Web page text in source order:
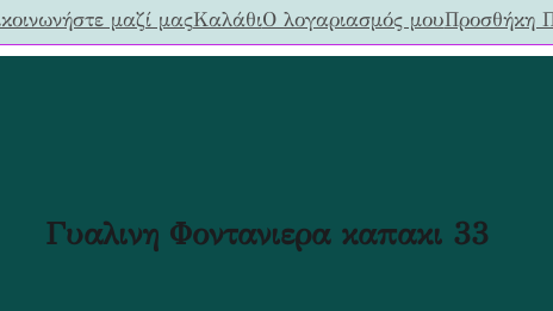
μαζί μαςΚαλάθιΟ λογαριασμός μουΠροσθήκη
Γυαλινη Φοντανιερα καπακι 33